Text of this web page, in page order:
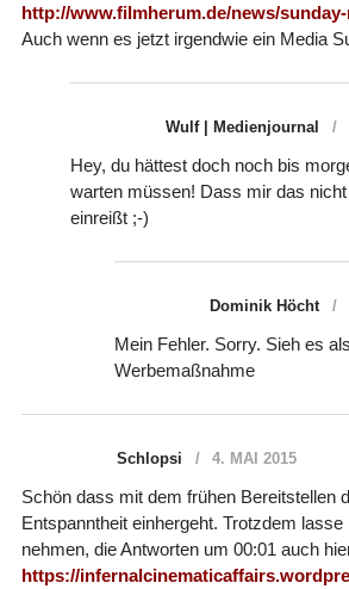
http://www.filmherum.de/news/
Auch wenn es jetzt irgendwie ein Media
Wulf | Medienjournal
Hey, du hättest doch noch bis
warten müssen! Dass mir das nicht
einreißt ;-)
Dominik Höcht
Mein Fehler. Sorry. Sieh es
Werbemaßnahme
Schlopsi 4. MAI 2015
Schön dass mit dem frühen Bereitstellen
Entspanntheit einhergeht. Trotzdem
nehmen, die Antworten um 00:01 auch
https://